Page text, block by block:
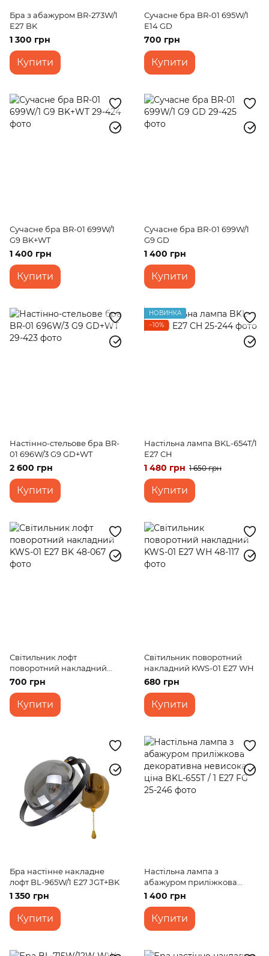
Бра з абажуром BR-273W/1
E27 BK
1 300 грн
Купити
Сучасне бра BR-01 695W/1
E14 GD
700 грн
Купити
Сучасне бра BR-01 699W/1
G9 BK+WT
1 400 грн
Купити
Сучасне бра BR-01 699W/1
G9 GD
1 400 грн
Купити
Настінно-стельове бра BR-
01 696W/3 G9 GD+WT
2 600 грн
Купити
НОВИНКА
−10%
Настільна лампа BKL-654T/1
E27 CH
1 480 грн 1 650 грн
Купити
Світильник лофт
поворотний накладний
KWS-01 E27 BK
700 грн
Купити
Світильник поворотний
накладний KWS-01 E27 WH
680 грн
Купити
Бра настінне накладне
лофт BL-965W/1 E27 JGT+BK
1 350 грн
Купити
Настільна лампа з
абажуром приліжкова
декоративна невисока ціна
BKL-655T / 1 E27 FG
1 400 грн
Купити